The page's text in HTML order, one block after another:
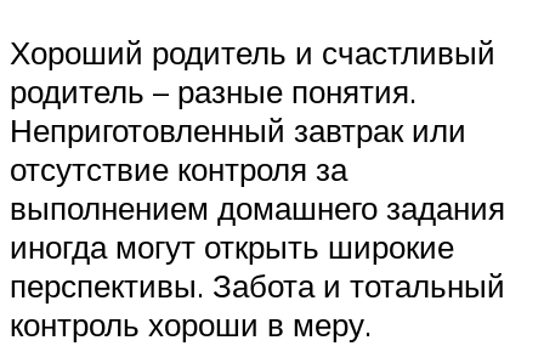
Хороший родитель и счастливый
родитель – разные понятия.
Неприготовленный завтрак или
отсутствие контроля за
выполнением домашнего задания
иногда могут открыть широкие
перспективы. Забота и тотальный
контроль хороши в меру.